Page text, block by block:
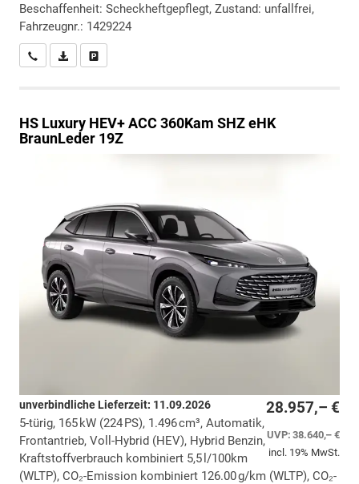
Beschaffenheit: Scheckheftgepflegt, Zustand: unfallfrei,
Fahrzeugnr.: 1429224
Wir rufen Sie anPDF-Datei, Fahrzeugexposé drucken
HS Luxury HEV+ ACC 360Kam SHZ eHK
BraunLeder 19Z
28.957,– €
UVP:38.640,– €
incl. 19% MwSt.
unverbindliche Lieferzeit: 11.09.2026
5-türig, 165 kW (224 PS), 1.496 cm³, Automatik,
Frontantrieb, Voll-Hybrid (HEV), Hybrid Benzin,
Kraftstoffverbrauch kombiniert 5,5 l/100km
(WLTP), CO₂-Emission kombiniert 126.00 g/km (WLTP), CO₂-